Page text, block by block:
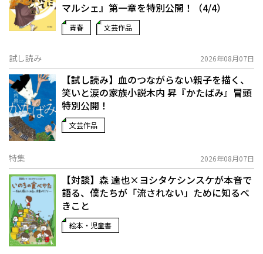
マルシェ』第一章を特別公開！（4/4）
青春 文芸作品
試し読み 2026年08月07日
【試し読み】血のつながらない親子を描く、
笑いと涙の家族小説――木内 昇『かたばみ』冒頭
特別公開！
文芸作品
特集 2026年08月07日
【対談】森 達也×ヨシタケシンスケが本音で
語る、僕たちが「流されない」ために知るべ
きこと
絵本・児童書